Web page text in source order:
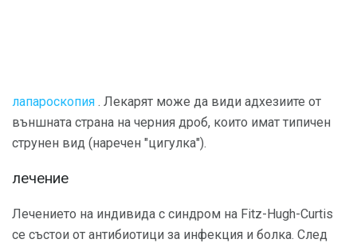
лапароскопия . Лекарят може да види адхезиите от
външната страна на черния дроб, които имат типичен
струнен вид (наречен "цигулка").
лечение
Лечението на индивида с синдром на Fitz-Hugh-Curtis
се състои от антибиотици за инфекция и болка. След